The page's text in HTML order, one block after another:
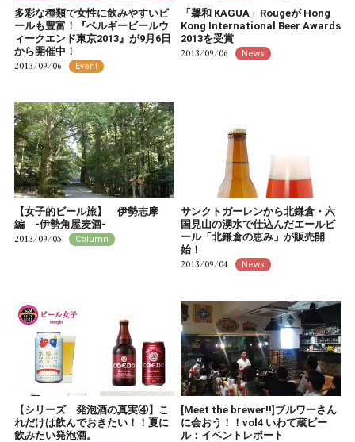
多彩な種類で女性に飲みやすいビ
ールも豊富！『ベルギービールウ
ィークエンド東京2013』が9月6日
から開催中！
2013/09/06 Event
「馨和 KAGUA」Rougeが Hong
Kong International Beer Awards
2013を受賞
2013/09/06 News
【女子的ビール旅】 伊勢志摩
編 -伊勢角屋麦酒-
2013/09/05 Column
サンクトガーレンから北鎌倉・六
国見山の湧水で仕込んだエールビ
ール「北鎌倉の恵み」が販売開
始！
2013/09/04 News
【シリーズ 発泡酒の真実④】こ
れだけは飲んでおきたい！！夏に
飲みたい発泡酒。
[Meet the brewer!!]ブルワーさん
に会おう！！vol4 いわて蔵ビー
ル：イベントレポート